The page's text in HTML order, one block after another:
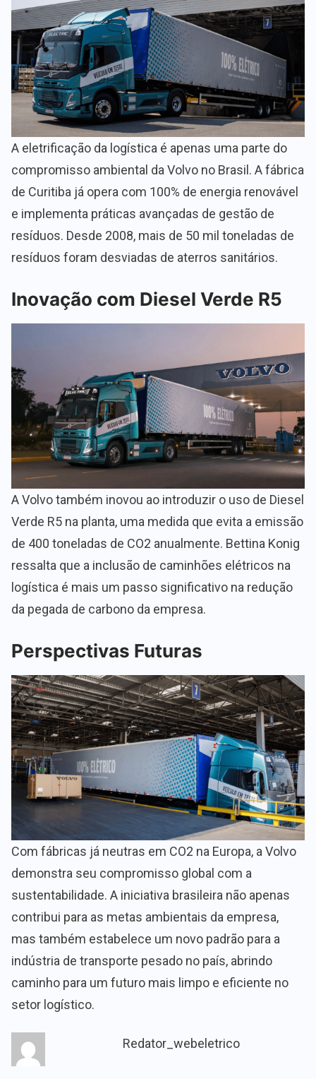
A eletrificação da logística é apenas uma parte do
compromisso ambiental da Volvo no Brasil. A fábrica
de Curitiba já opera com 100% de energia renovável
e implementa práticas avançadas de gestão de
resíduos. Desde 2008, mais de 50 mil toneladas de
resíduos foram desviadas de aterros sanitários.
Inovação com Diesel Verde R5
A Volvo também inovou ao introduzir o uso de Diesel
Verde R5 na planta, uma medida que evita a emissão
de 400 toneladas de CO2 anualmente. Bettina Konig
ressalta que a inclusão de caminhões elétricos na
logística é mais um passo significativo na redução
da pegada de carbono da empresa.
Perspectivas Futuras
Com fábricas já neutras em CO2 na Europa, a Volvo
demonstra seu compromisso global com a
sustentabilidade. A iniciativa brasileira não apenas
contribui para as metas ambientais da empresa,
mas também estabelece um novo padrão para a
indústria de transporte pesado no país, abrindo
caminho para um futuro mais limpo e eficiente no
setor logístico.
Redator_webeletrico